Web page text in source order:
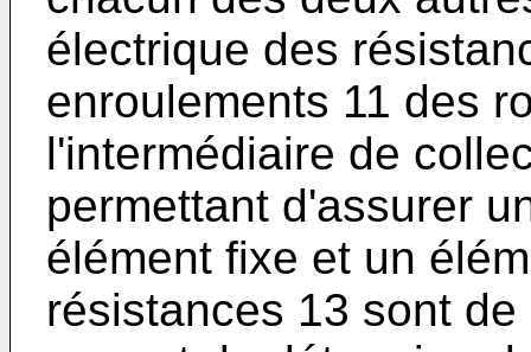
électrique des
enroulements 11 des
l'intermédiaire de
permettant d'assurer
élément fixe et un
résistances 13 sont